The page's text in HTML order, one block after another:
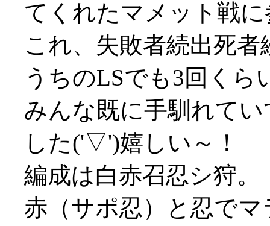
てくれたマメット戦に
これ、失敗者続出死
うちのLSでも3回くら
みんな既に手馴れて
した('▽')嬉しい～！
編成は白赤召忍シ狩。
赤（サポ忍）と忍で